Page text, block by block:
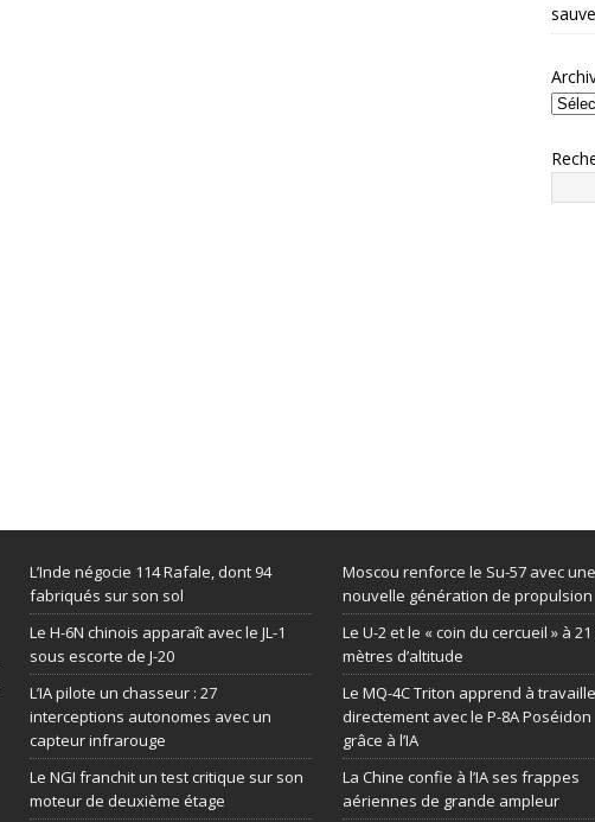
L’Inde négocie 114 Rafale, dont 94
fabriqués sur son sol
Le H-6N chinois apparaît avec le JL-1
sous escorte de J-20
L’IA pilote un chasseur : 27
interceptions autonomes avec un
capteur infrarouge
Le NGI franchit un test critique sur son
moteur de deuxième étage
Moscou renforce le Su-57 avec une
nouvelle génération de propulsion
Le U-2 et le « coin du cercueil » à 21
mètres d’altitude
Le MQ-4C Triton apprend à
directement avec le P-8A Poséidon
grâce à l’IA
La Chine confie à l’IA ses frappes
aériennes de grande ampleur